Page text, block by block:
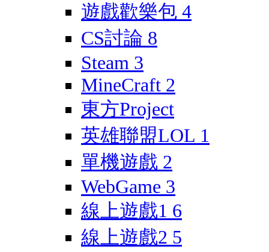
遊戲歡樂包 4
CS討論 8
Steam 3
MineCraft 2
東方Project
英雄聯盟LOL 1
單機遊戲 2
WebGame 3
線上遊戲1 6
線上遊戲2 5